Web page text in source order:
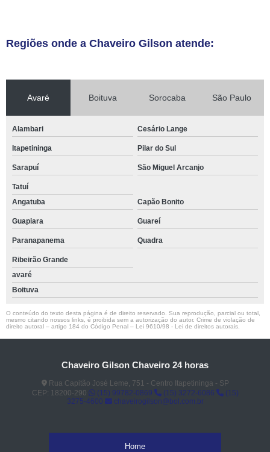
Regiões onde a Chaveiro Gilson atende:
Avaré Boituva Sorocaba São Paulo
Alambari Cesário Lange
Itapetininga Pilar do Sul
Sarapuí São Miguel Arcanjo
Tatuí
Angatuba
Capão Bonito
Guapiara Guareí
Paranapanema Quadra
Ribeirão Grande
avaré
Boituva
O conteúdo do texto desta página é de direito reservado. Sua reprodução, parcial ou total,
mesmo citando nossos links, é proibida sem a autorização do autor. Crime de violação de
direito autoral – artigo 184 do Código Penal – Lei 9610/98 - Lei de direitos autorais
Chaveiro Gilson Chaveiro 24 horas
Rua Capitão José Leme, 751 - Centro Itapetininga - SP
CEP: 18200-290
(15) 99782-0869 (15) 3272-6086
(15)
3275-4600
chaveirogilson@bol.com.br
Home